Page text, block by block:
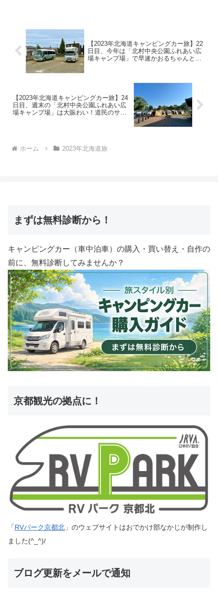
【2023年北海道キャンピングカー旅】22
日目、今年は「北村中央公園ふれあい広
場キャンプ場」で早速かおるちゃんと合
【2023年北海道キャンピングカー旅】24
日目、週末の「北村中央公園ふれあい広
場キャンプ場」は大賑わい！道民のサト
ホーム 2023年北海道旅
まずは無料診断から！
キャンピングカー（車中泊車）の購入・買い替え・自作の
前に、無料診断してみませんか？
京都観光の拠点に！
「RVパーク京都北 」のウェブサイトはおでかけ部なかじが制作し
ました(^_^)/
ブログ更新をメールで通知